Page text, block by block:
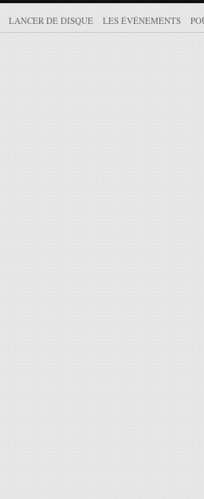
LANCER DE DISQUE LES ÉVÉNEMENTS